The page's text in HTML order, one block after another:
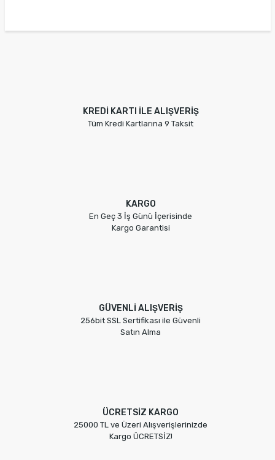
KREDİ KARTI İLE ALIŞVERİŞ
Tüm Kredi Kartlarına 9 Taksit
KARGO
En Geç 3 İş Günü İçerisinde
Kargo Garantisi
GÜVENLİ ALIŞVERİŞ
256bit SSL Sertifikası ile Güvenli
Satın Alma
ÜCRETSİZ KARGO
25000 TL ve Üzeri Alışverişlerinizde
Kargo ÜCRETSİZ!